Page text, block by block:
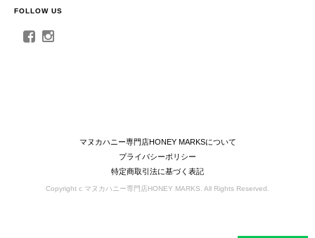
FOLLOW US
マヌカハニー専門店HONEY MARKSについて
プライバシーポリシー
特定商取引法に基づく表記
Copyright c マヌカハニー専門店HONEY MARKS. All Rights Reserved.